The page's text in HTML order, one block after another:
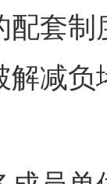
配套
解减